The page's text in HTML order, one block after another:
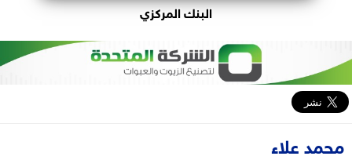
البنك المركزي
محمد علاء